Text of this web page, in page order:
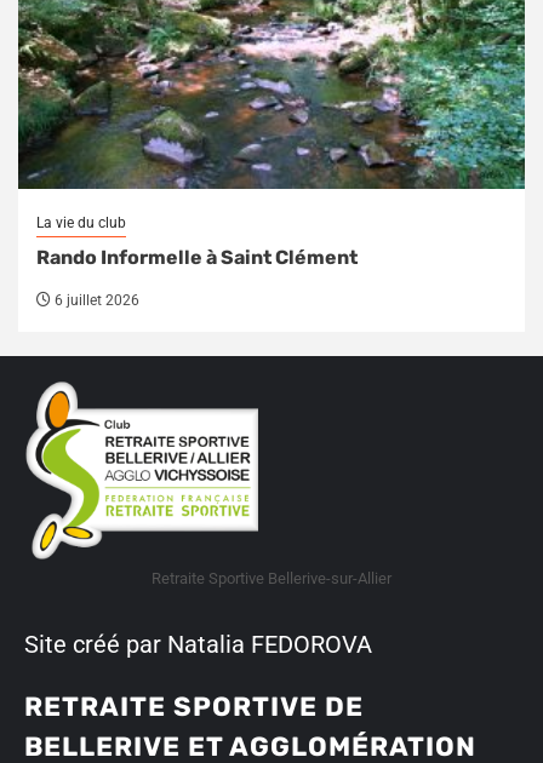
La vie du club
Rando Informelle à Saint Clément
6 juillet 2026
Retraite Sportive Bellerive-sur-Allier
Site créé par Natalia FEDOROVA
RETRAITE SPORTIVE DE
BELLERIVE ET AGGLOMÉRATION